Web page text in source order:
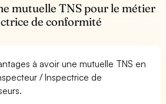
mutuelle TNS pour le métier
de conformité
à avoir une mutuelle TNS en
/ Inspectrice de